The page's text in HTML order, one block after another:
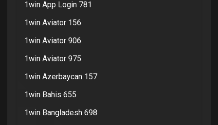
1win App Login 781
1win Aviator 156
1win Aviator 906
1win Aviator 975
1win Azerbaycan 157
1win Bahis 655
1win Bangladesh 698